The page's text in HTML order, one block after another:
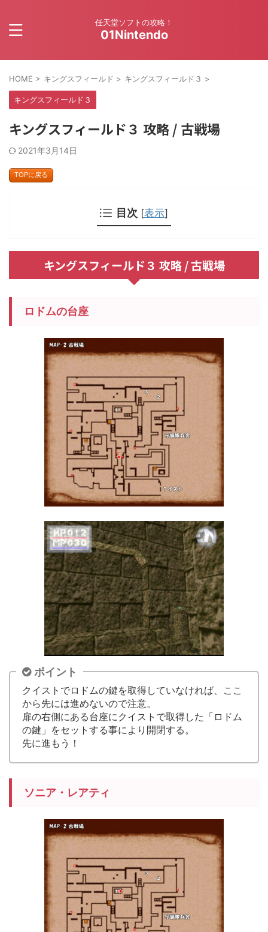
任天堂ソフトの攻略！
01Nintendo
HOME > キングスフィールド > キングスフィールド３ >
キングスフィールド３
キングスフィールド３ 攻略 / 古戦場
2021年3月14日
TOPに戻る
目次 [表示]
キングスフィールド３ 攻略 / 古戦場
ロドムの台座
ポイント
クイストでロドムの鍵を取得していなければ、ここ
から先には進めないので注意。
扉の右側にある台座にクイストで取得した「ロドム
の鍵」をセットする事により開閉する。
先に進もう！
ソニア・レアティ